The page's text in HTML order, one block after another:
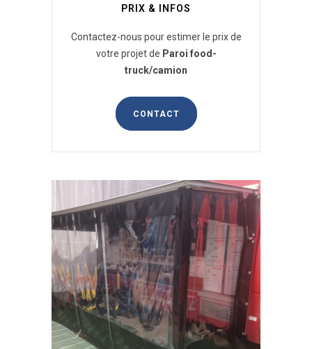
PRIX & INFOS
Contactez-nous pour estimer le prix de
votre projet de Paroi food-
truck/camion
CONTACT